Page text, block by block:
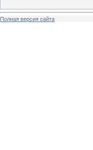
Полная версия сайта